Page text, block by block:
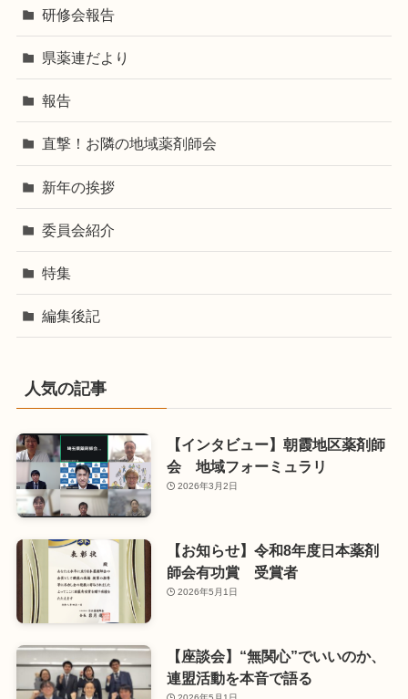
研修会報告
県薬連だより
報告
直撃！お隣の地域薬剤師会
新年の挨拶
委員会紹介
特集
編集後記
人気の記事
【インタビュー】朝霞地区薬剤師
会 地域フォーミュラリ
2026年3月2日
【お知らせ】令和8年度日本薬剤
師会有功賞 受賞者
2026年5月1日
【座談会】“無関心”でいいのか、
連盟活動を本音で語る